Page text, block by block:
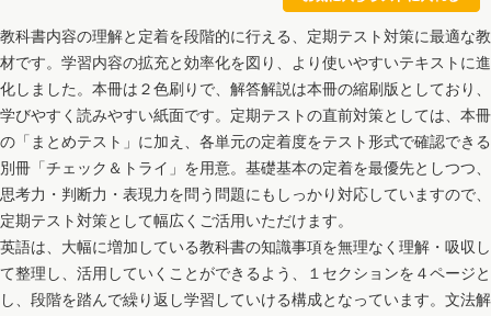
教科書内容の理解と定着を段階的に行える、定期テスト対策に最適な教
材です。学習内容の拡充と効率化を図り、より使いやすいテキストに進
化しました。本冊は２色刷りで、解答解説は本冊の縮刷版としており、
学びやすく読みやすい紙面です。定期テストの直前対策としては、本冊
の「まとめテスト」に加え、各単元の定着度をテスト形式で確認できる
別冊「チェック＆トライ」を用意。基礎基本の定着を最優先としつつ、
思考力・判断力・表現力を問う問題にもしっかり対応していますので、
定期テスト対策として幅広くご活用いただけます。
英語は、大幅に増加している教科書の知識事項を無理なく理解・吸収し
て整理し、活用していくことができるよう、１セクションを４ページと
し、段階を踏んで繰り返し学習していける構成となっています。文法解